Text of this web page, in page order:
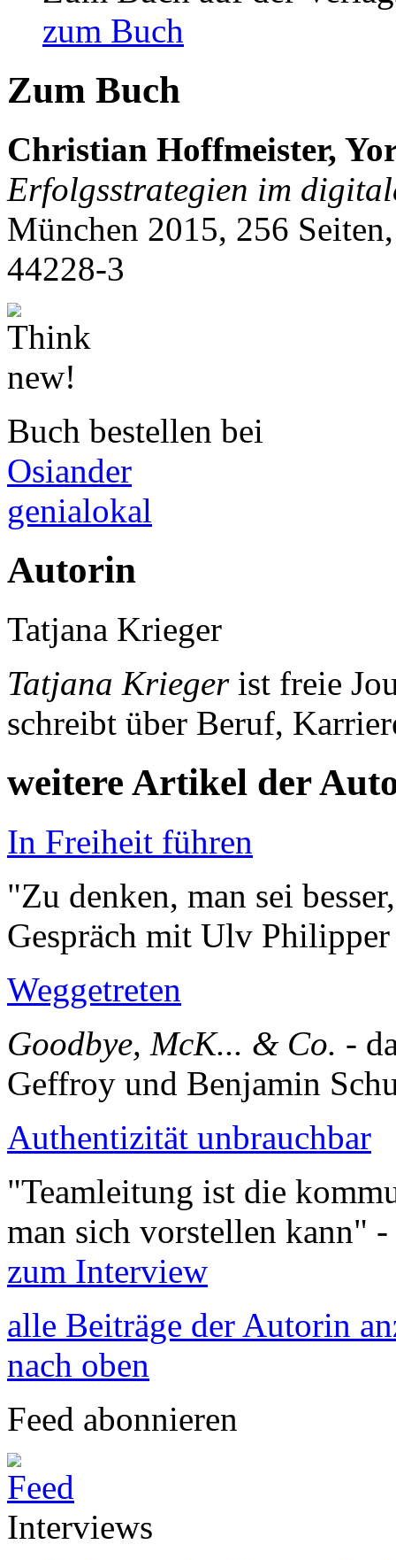
zum Buch
Zum Buch
Christian Hoffmeister,
Erfolgsstrategien im
München 2015, 256
44228-3
Buch bestellen bei
Osiander
genialokal
Autorin
Tatjana Krieger
Tatjana Kriegerist freie
schreibt über Beruf,
weitere Artikel der
In Freiheit führen
"Zu denken, man sei
Gespräch mit Ulv
Weggetreten
Goodbye, McK... & Co. -
Geffroy und Benjamin
Authentizität unbrauchbar
"Teamleitung ist die
man sich vorstellen kann"
zum Interview
alle Beiträge der Autorin
nach oben
Feed abonnieren
Interviews